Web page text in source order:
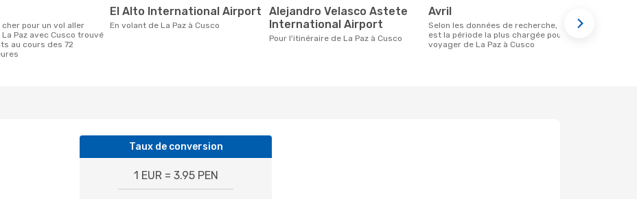
Paz avec Cusco trouvé
au cours des 72
El Alto International Airport
En volant de La Paz à Cusco
Alejandro Velasco Astete
International Airport
Pour l'itinéraire de La Paz à Cusco
avril
Selon les données de recherche, avril
est la période la plus chargée pour
voyager de La Paz à Cusco
Taux de conversion
1 EUR = 3.95 PEN